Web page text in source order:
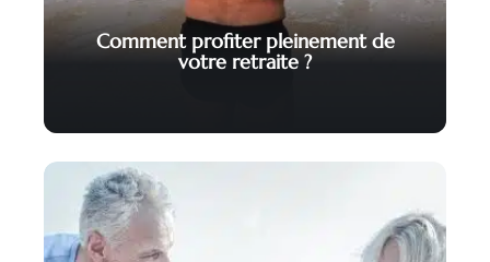
Comment profiter pleinement de
votre retraite ?